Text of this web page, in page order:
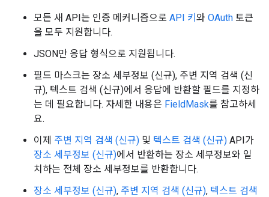
모든 새 API는 인증 메커니즘으로 API 키 와 OAuth 토큰
을 모두 지원합니다.
JSON만 응답 형식으로 지원됩니다.
필드 마스크는 장소 세부정보 (신규), 주변 지역 검색 (신
규), 텍스트 검색 (신규)에서 응답에 반환할 필드를 지정하
는 데 필요합니다. 자세한 내용은 FieldMask를 참고하세
요.
이제 주변 지역 검색 (신규) 및 텍스트 검색 (신규) API가
장소 세부정보 (신규)에서 반환하는 장소 세부정보와 일
치하는 전체 장소 세부정보를 반환합니다.
장소 세부정보 (신규), 주변 지역 검색 (신규), 텍스트 검색